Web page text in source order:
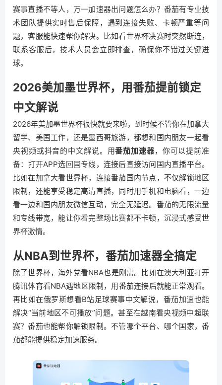
赛事直播不等人，万一加速器出问题怎么办？番茄有专业技
术团队提供实时售后保障，遇到连接失败、卡顿严重等问
题，客服能快速帮你解决。比如看世界杯决赛时突然断连，
联系客服后，技术人员会立即排查，确保你不错过关键进
球。
2026美加墨世界杯，用番茄提前锁定
中文解说
2026年美加墨世界杯很快就要来啦，到时候不管你在加拿大
留学、美国工作，还是墨西哥旅游，都想和国内朋友一起看
央视频或抖音的中文解说。用番茄加速器，你可以提前准
备：打开APP选回国专线，连接后直接访问国内直播平台。
比如在加拿大看世界杯，连接番茄国内节点，不仅解锁地区
限制，还能享受稳定高清直播，同时用手机和电脑看，一边
看一边和国内朋友微信互动，完全无延迟。番茄的无限流量
和专线带宽，能让你看完整场比赛都不卡顿，沉浸式感受世
界杯激情。
从NBA到世界杯，番茄加速器全搞定
除了世界杯，海外党看NBA也是刚需。比如在澳大利亚打开
腾讯体育看NBA遇地区限制，用番茄连接后就能正常观看。
再比如在俄罗斯想看B站足球赛事中文解说，番茄加速也能
解决“当前地区不可播放”问题。甚至在越南看央视频中超联
赛？番茄也能帮你解锁限制。不管哪个平台、哪个国家，番
茄都能提供稳定加速服务。